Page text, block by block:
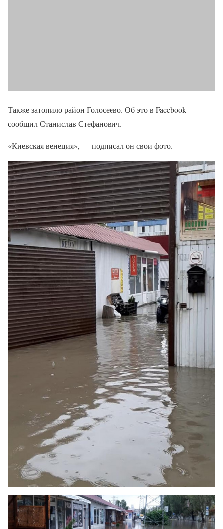
Также затопило район Голосеево. Об это в Facebook
сообщил Станислав Стефанович.
«Киевская венеция», — подписал он свои фото.